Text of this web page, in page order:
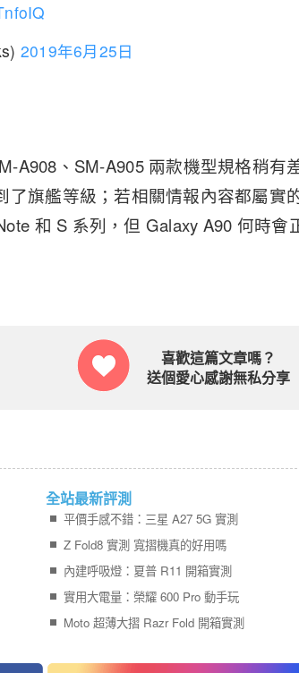
2019年6月25日
A908、SM-A905 兩款機型規格稍有
了旗艦等級；若相關情報內容都屬實
和 S 系列，但 Galaxy A90 何時會
喜歡這篇文章嗎？
送個愛心感謝無私分享
全站最新評測
平價手感不錯：三星 A27 5G 實測
Z Fold8 實測 寬摺機真的好用嗎
內建呼吸燈：夏普 R11 開箱實測
實用大電量：榮耀 600 Pro 動手玩
Moto 超薄大摺 Razr Fold 開箱實測